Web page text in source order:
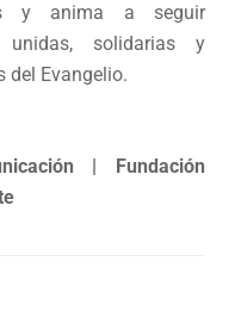
y anima a seguir
unidas, solidarias y
del Evangelio.
| Fundación